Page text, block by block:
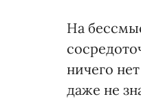
На
ничего
даже не